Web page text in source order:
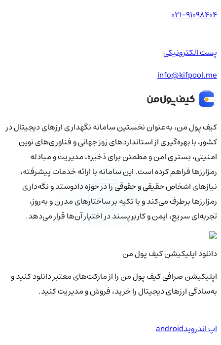
021-91098404
پست الکترونیکی
info@kifpool.me
کیف‌ پول من، به‌عنوان نخستین سامانه نگهداری ارزهای دیجیتال در
کشور، با بهره‌گیری از استانداردهای روز جهانی و فناوری‌های نوین
امنیتی، بستری امن و مطمئن برای ذخیره، مدیریت و مبادله
رمزارزها فراهم کرده است. این سامانه با ارائه خدمات پیشرفته،
نیازهای اشخاص حقیقی و حقوقی را در حوزه دادوستد و نگه‌داری
رمزارزها برطرف می‌کند و با تکیه بر ساختارهای مدرن و به‌روز،
تجربه‌ای سریع، ایمن و کاربرپسند در اختیار آن‌ها قرار می‌دهد.
دانلود اپلیکیشن کیف‌ پول من
اپلیکیشن صرافی کیف پول من را از مارکت‌های معتبر دانلود کنید و
به‌سادگی ارزهای دیجیتال را خرید، فروش و مدیریت کنید.
اپ اندرویدandroid